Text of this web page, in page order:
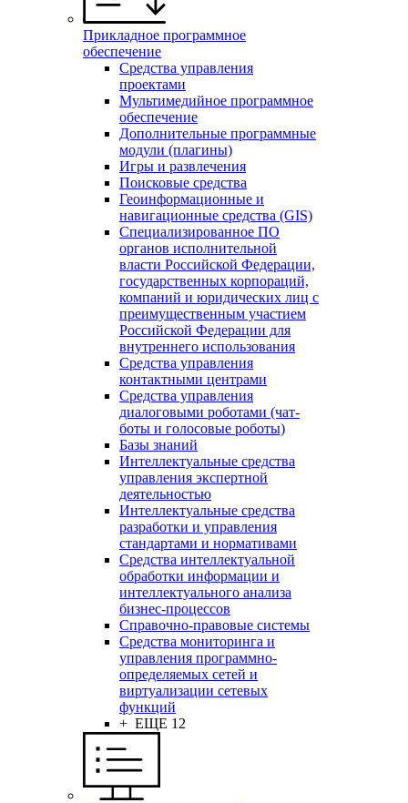
Прикладное программное
обеспечение
Средства управления
проектами
Мультимедийное программное
обеспечение
Дополнительные программные
модули (плагины)
Игры и развлечения
Поисковые средства
Геоинформационные и
навигационные средства (GIS)
Специализированное ПО
органов исполнительной
власти Российской Федерации,
государственных корпораций,
компаний и юридических лиц с
преимущественным участием
Российской Федерации для
внутреннего использования
Средства управления
контактными центрами
Средства управления
диалоговыми роботами (чат-
боты и голосовые роботы)
Базы знаний
Интеллектуальные средства
управления экспертной
деятельностью
Интеллектуальные средства
разработки и управления
стандартами и нормативами
Средства интеллектуальной
обработки информации и
интеллектуального анализа
бизнес-процессов
Справочно-правовые системы
Средства мониторинга и
управления программно-
определяемых сетей и
виртуализации сетевых
функций
+ ЕЩЕ 12